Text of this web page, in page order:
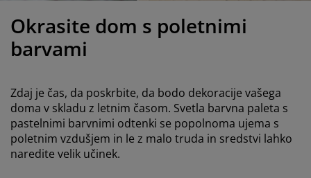
omare
divanske postelje
za otroke
postelje
in zaščita pohištva
svetila
za dom
Okrasite dom s poletnimi
barvami
Zdaj je čas, da poskrbite, da bodo dekoracije vašega
doma v skladu z letnim časom. Svetla barvna paleta s
pastelnimi barvnimi odtenki se popolnoma ujema s
poletnim vzdušjem in le z malo truda in sredstvi lahko
naredite velik učinek.